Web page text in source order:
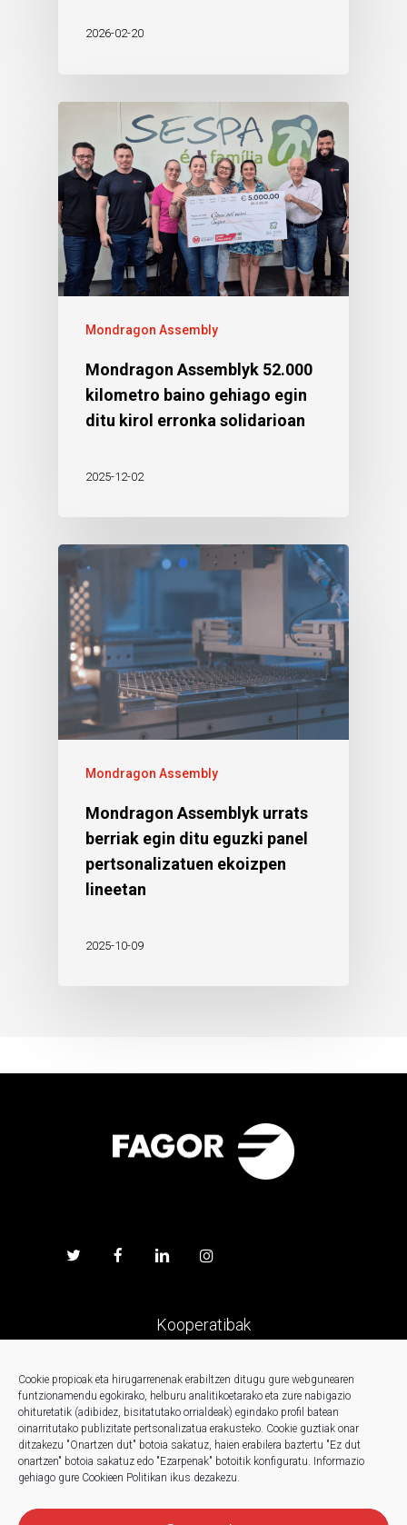
Cookie propioak eta hirugarrenenak erabiltzen ditugu gure webgunearen
funtzionamendu egokirako, helburu analitikoetarako eta zure nabigazio
ohituretatik (adibidez, bisitatutako orrialdeak) egindako profil batean
oinarritutako publizitate pertsonalizatua erakusteko. Cookie guztiak onar
ditzakezu "Onartzen dut" botoia sakatuz, haien erabilera baztertu "Ez dut
onartzen" botoia sakatuz edo "Ezarpenak" botoitik konfiguratu. Informazio
gehiago gure Cookieen Politikan ikus dezakezu.
2026-02-20
Mondragon Assembly
Mondragon Assemblyk 52.000
kilometro baino gehiago egin
ditu kirol erronka solidarioan
2025-12-02
Mondragon Assembly
Mondragon Assemblyk urrats
berriak egin ditu eguzki panel
pertsonalizatuen ekoizpen
lineetan
2025-10-09
Kooperatibak
Prentsa
Kontaktua
Berriak